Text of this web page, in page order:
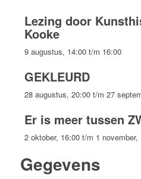
Lezing door
Kooke
9 augustus, 14:00t/m 16:00
GEKLEURD
28 augustus, 20:00t/m 27
Er is meer tussen
2 oktober, 16:00t/m 1 november,
Gegevens